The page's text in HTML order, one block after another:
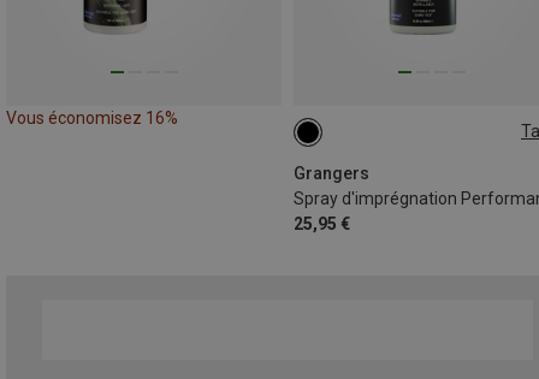
Vous économisez 16%
Grangers
Spray d'imprégnation
25,95 €
500ML